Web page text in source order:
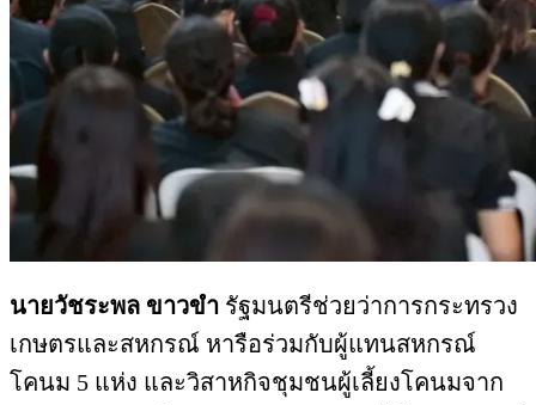
นายวัชระพล ขาวขำ รัฐมนตรีช่วยว่าการกระทรวง
เกษตรและสหกรณ์ หารือร่วมกับผู้แทนสหกรณ์
โคนม 5 แห่ง และวิสาหกิจชุมชนผู้เลี้ยงโคนมจาก